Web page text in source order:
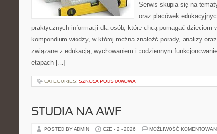
Serwis skupia się na
oraz placówek
praktycznych informacji dla osób, które chcą pomagać dzieciom
kompendium wiedzy, w której można znaleźć porady, analizy
związane z edukacją, wychowaniem i codziennym
etapach […]
CATEGORIES: SZKOŁA PODSTAWOWA
STUDIA NA AWF
POSTED BY ADMIN CZE - 2 - 2026 MOŻLIWOŚĆ